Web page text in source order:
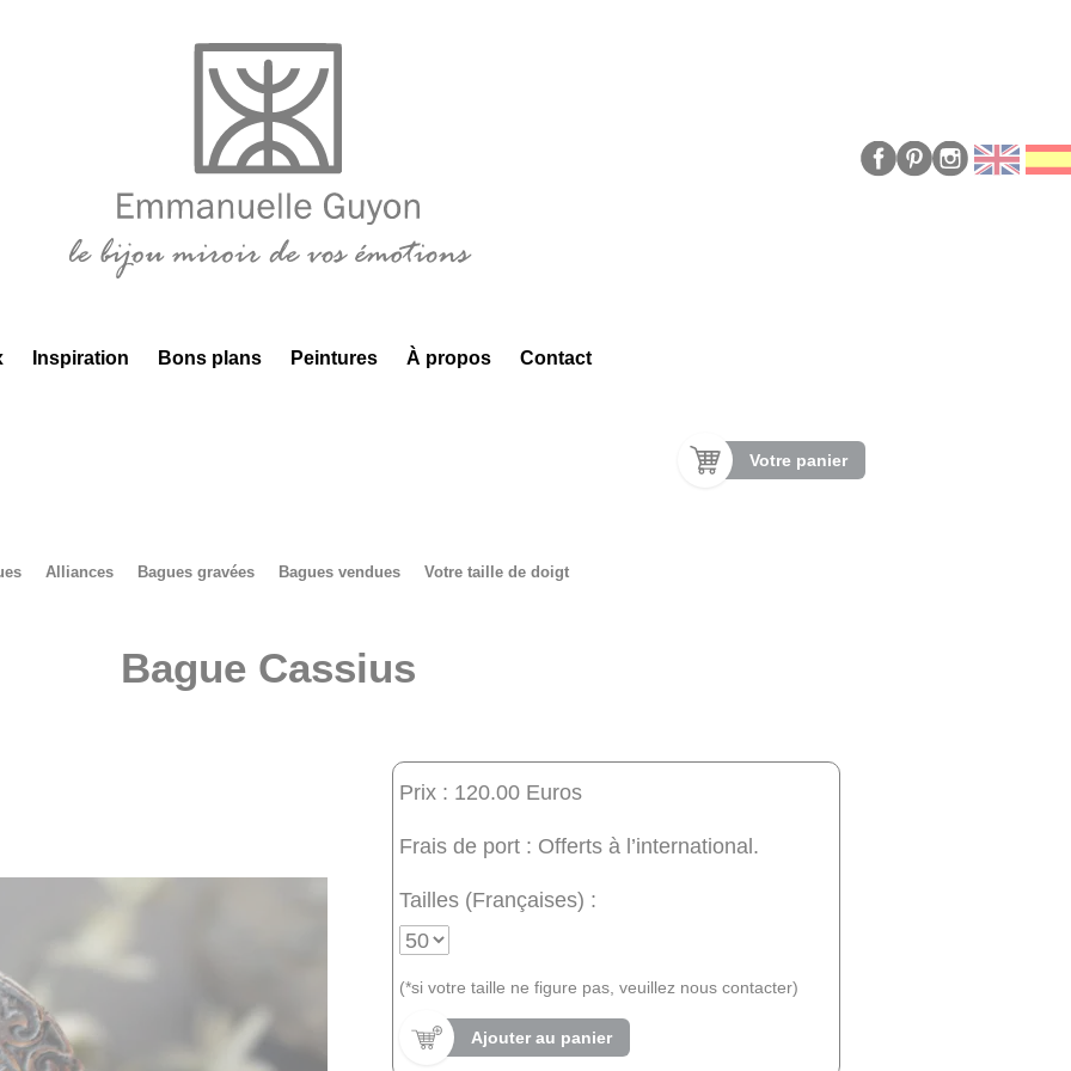
Inspiration Bons plans Peintures À propos Contact
Votre panier
Alliances Bagues gravées Bagues vendues Votre taille de doigt
Bague Cassius
Prix : 120.00 Euros
Frais de port : Offerts à l’international.
Tailles (Françaises) :
(*si votre taille ne figure pas, veuillez nous contacter)
Ajouter au panier